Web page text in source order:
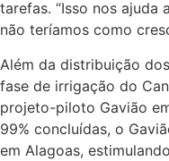
tarefas. “Isso nos ajuda
não teríamos como
Além da distribuição
fase de irrigação do
projeto-piloto Gavião
99% concluídas, o
em Alagoas,